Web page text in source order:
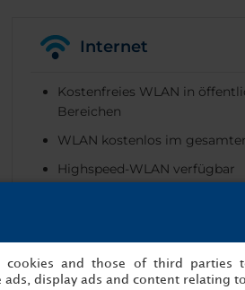
Internet
Kostenfreies WLAN in
Bereichen
WLAN kostenlos im
Highspeed-WLAN verfügbar
cookies and those of third parties
display ads and content relating